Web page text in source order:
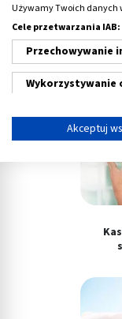
Używamy Twoich danych
Cele przetwarzania IAB:
Przechowywanie
Wykorzystywanie
Tworzenie profili
Tworzenie
Pomiar
Pomiar
Rozumienie
Akceptuj